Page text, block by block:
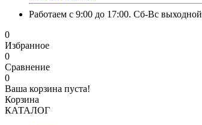
Работаем с 9:00 до 17:00. Сб-Вс выходной
0
Избранное
0
Сравнение
0
Ваша корзина пуста!
Корзина
КАТАЛОГ